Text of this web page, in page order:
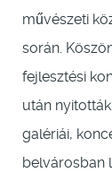
művészeti
során.
fejlesztési
után
galériái,
belvárosban